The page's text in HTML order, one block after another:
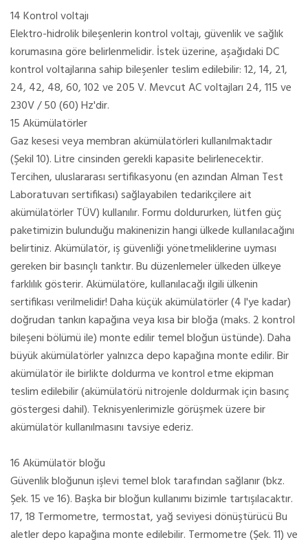
14 Kontrol voltajı
Elektro-hidrolik bileşenlerin kontrol voltajı, güvenlik ve sağlık
korumasına göre belirlenmelidir. İstek üzerine, aşağıdaki DC
kontrol voltajlarına sahip bileşenler teslim edilebilir: 12, 14, 21,
24, 42, 48, 60, 102 ve 205 V. Mevcut AC voltajları 24, 115 ve
230V / 50 (60) Hz'dir.
15 Akümülatörler
Gaz kesesi veya membran akümülatörleri kullanılmaktadır
(Şekil 10). Litre cinsinden gerekli kapasite belirlenecektir.
Tercihen, uluslararası sertifikasyonu (en azından Alman Test
Laboratuvarı sertifikası) sağlayabilen tedarikçilere ait
akümülatörler TÜV) kullanılır. Formu doldururken, lütfen güç
paketimizin bulunduğu makinenizin hangi ülkede kullanılacağını
belirtiniz. Akümülatör, iş güvenliği yönetmeliklerine uyması
gereken bir basınçlı tanktır. Bu düzenlemeler ülkeden ülkeye
farklılık gösterir. Akümülatöre, kullanılacağı ilgili ülkenin
sertifikası verilmelidir! Daha küçük akümülatörler (4 l'ye kadar)
doğrudan tankın kapağına veya kısa bir bloğa (maks. 2 kontrol
bileşeni bölümü ile) monte edilir temel bloğun üstünde). Daha
büyük akümülatörler yalnızca depo kapağına monte edilir. Bir
akümülatör ile birlikte doldurma ve kontrol etme ekipman
teslim edilebilir (akümülatörü nitrojenle doldurmak için basınç
göstergesi dahil). Teknisyenlerimizle görüşmek üzere bir
akümülatör kullanılmasını tavsiye ederiz.
16 Akümülatör bloğu
Güvenlik bloğunun işlevi temel blok tarafından sağlanır (bkz.
Şek. 15 ve 16). Başka bir bloğun kullanımı bizimle tartışılacaktır.
17, 18 Termometre, termostat, yağ seviyesi dönüştürücü Bu
aletler depo kapağına monte edilebilir. Termometre (Şek. 11) ve